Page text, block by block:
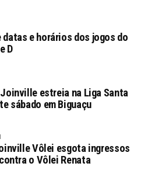
datas e horários dos jogos do
D
estreia na Liga Santa
sábado em Biguaçu
Vôlei esgota ingressos
o Vôlei Renata